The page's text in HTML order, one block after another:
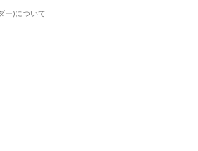
ー)について